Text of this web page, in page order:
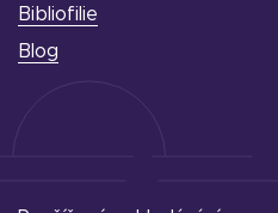
Bibliofilie
Blog